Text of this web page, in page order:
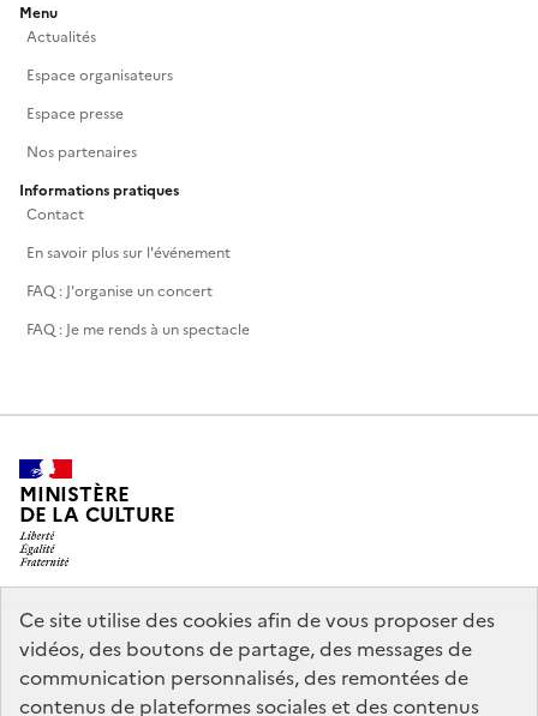
Ce site utilise des cookies afin de vous proposer des
vidéos, des boutons de partage, des messages de
communication personnalisés, des remontées de
contenus de plateformes sociales et des contenus
Menu
Actualités
Espace organisateurs
Espace presse
Nos partenaires
Informations pratiques
Contact
En savoir plus sur l'événement
FAQ : J'organise un concert
FAQ : Je me rends à un spectacle
MINISTÈRE
DE LA CULTURE
legifrance.gouv.fr
info.gouv.fr
service-public.gouv.fr
data.gouv.fr